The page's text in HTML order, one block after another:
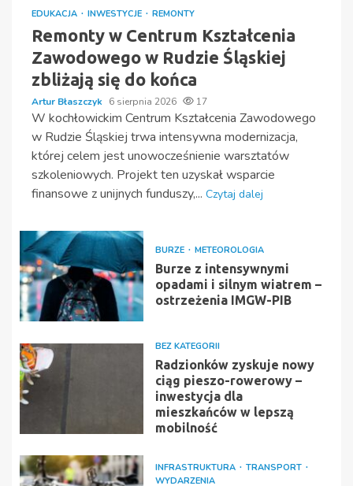
EDUKACJA INWESTYCJE REMONTY
Remonty w Centrum Kształcenia
Zawodowego w Rudzie Śląskiej
zbliżają się do końca
Artur Błaszczyk 6 sierpnia 2026 17
W kochłowickim Centrum Kształcenia Zawodowego
w Rudzie Śląskiej trwa intensywna modernizacja,
której celem jest unowocześnienie warsztatów
szkoleniowych. Projekt ten uzyskał wsparcie
finansowe z unijnych funduszy,... Czytaj dalej
BURZE METEOROLOGIA
Burze z intensywnymi
opadami i silnym wiatrem –
ostrzeżenia IMGW-PIB
BEZ KATEGORII
Radzionków zyskuje nowy
ciąg pieszo-rowerowy –
inwestycja dla
mieszkańców w lepszą
mobilność
INFRASTRUKTURA
TRANSPORT
WYDARZENIA